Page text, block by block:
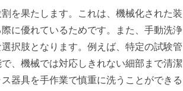
を果たします。これは、機械化された装
に優れているためです。また、手動洗浄
択肢となります。例えば、特定の試験管
、機械では対応しきれない細部まで清潔
器具を手作業で慎重に洗うことができる